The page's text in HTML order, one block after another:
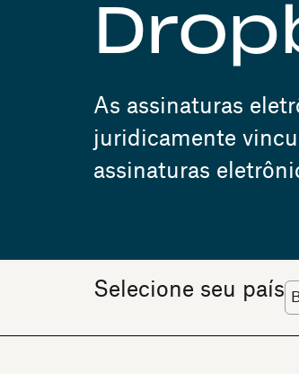
As assinaturas
juridicamente
assinaturas
Selecione seu país